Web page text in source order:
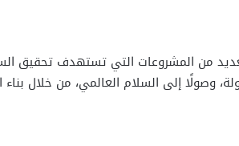
من المشروعات التي تستهدف تحقيق
وصولًا إلى السلام العالمي، من خلال